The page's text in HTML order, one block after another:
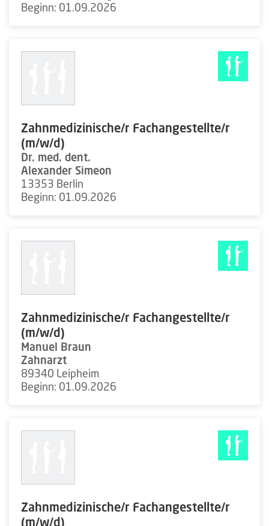
Beginn: 01.09.2026
Zahnmedizinische/r Fachangestellte/r
(m/w/d)
Dr. med. dent.
Alexander Simeon
13353 Berlin
Beginn: 01.09.2026
Zahnmedizinische/r Fachangestellte/r
(m/w/d)
Manuel Braun
Zahnarzt
89340 Leipheim
Beginn: 01.09.2026
Zahnmedizinische/r Fachangestellte/r
(m/w/d)